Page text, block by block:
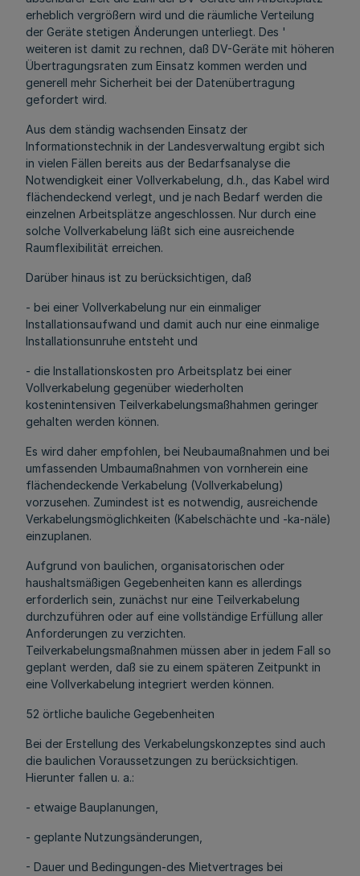
erheblich vergrößern wird und die räumliche Verteilung
der Geräte stetigen Änderungen unterliegt. Des '
weiteren ist damit zu rechnen, daß DV-Geräte mit höheren
Übertragungsraten zum Einsatz kommen werden und
generell mehr Sicherheit bei der Datenübertragung
gefordert wird.
Aus dem ständig wachsenden Einsatz der
Informationstechnik in der Landesverwaltung ergibt sich
in vielen Fällen bereits aus der Bedarfsanalyse die
Notwendigkeit einer Vollverkabelung, d.h., das Kabel wird
flächendeckend verlegt, und je nach Bedarf werden die
einzelnen Arbeitsplätze angeschlossen. Nur durch eine
solche Vollverkabelung läßt sich eine ausreichende
Raumflexibilität erreichen.
Darüber hinaus ist zu berücksichtigen, daß
- bei einer Vollverkabelung nur ein einmaliger
Installationsaufwand und damit auch nur eine einmalige
Installationsunruhe entsteht und
- die Installationskosten pro Arbeitsplatz bei einer
Vollverkabelung gegenüber wiederholten
kostenintensiven Teilverkabelungsmaßhahmen geringer
gehalten werden können.
Es wird daher empfohlen, bei Neubaumaßnahmen und bei
umfassenden Umbaumaßnahmen von vornherein eine
flächendeckende Verkabelung (Vollverkabelung)
vorzusehen. Zumindest ist es notwendig, ausreichende
Verkabelungsmöglichkeiten (Kabelschächte und -ka-näle)
einzuplanen.
Aufgrund von baulichen, organisatorischen oder
haushaltsmäßigen Gegebenheiten kann es allerdings
erforderlich sein, zunächst nur eine Teilverkabelung
durchzuführen oder auf eine vollständige Erfüllung aller
Anforderungen zu verzichten.
Teilverkabelungsmaßnahmen müssen aber in jedem Fall so
geplant werden, daß sie zu einem späteren Zeitpunkt in
eine Vollverkabelung integriert werden können.
52 örtliche bauliche Gegebenheiten
Bei der Erstellung des Verkabelungskonzeptes sind auch
die baulichen Voraussetzungen zu berücksichtigen.
Hierunter fallen u. a.:
- etwaige Bauplanungen,
- geplante Nutzungsänderungen,
- Dauer und Bedingungen-des Mietvertrages bei